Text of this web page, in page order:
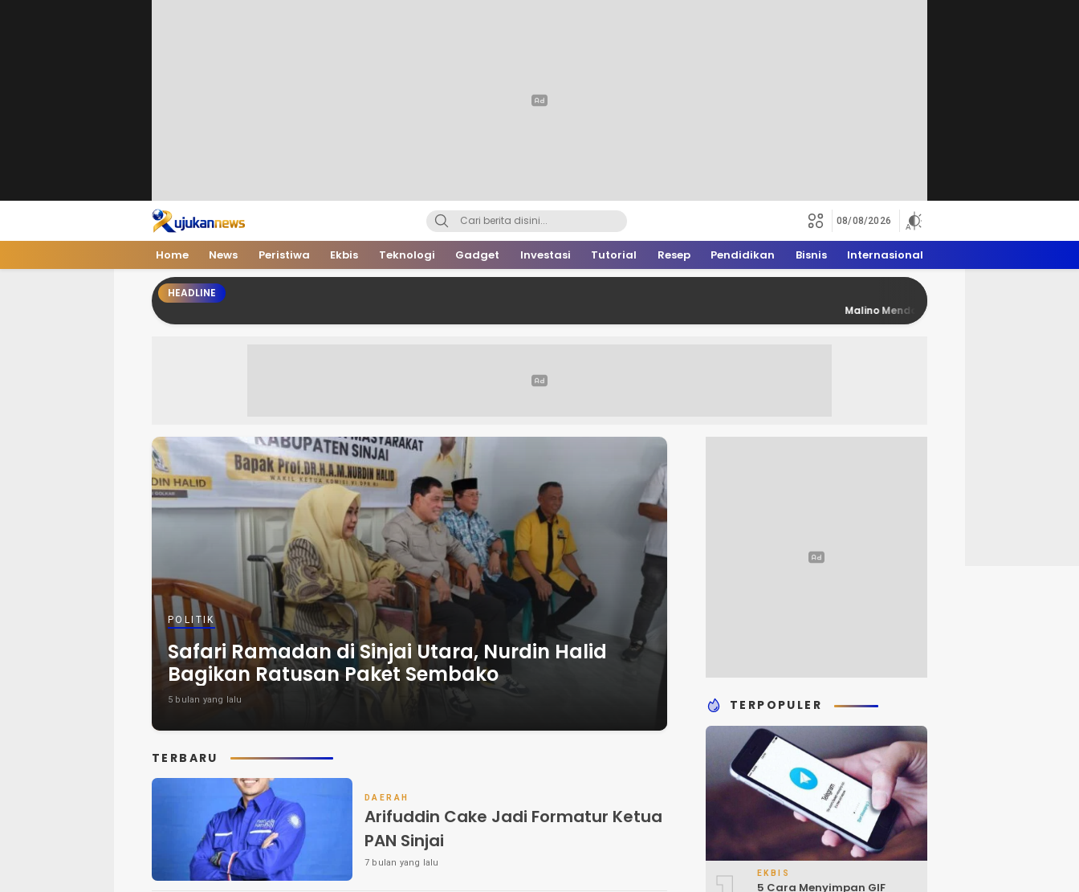
08/08/2026
Home News Peristiwa Ekbis Teknologi Gadget Investasi Tutorial Resep Pendidikan Bisnis Internasional
HEADLINE
Malino Mendadak Penuh Rider Trail, WAM 2026
POLITIK
Safari Ramadan di Sinjai Utara, Nurdin Halid
Bagikan Ratusan Paket Sembako
5 bulan yang lalu
TERBARU
DAERAH
Arifuddin Cake Jadi Formatur Ketua
PAN Sinjai
7 bulan yang lalu
TERPOPULER
EKBIS
5 Cara Menyimpan GIF